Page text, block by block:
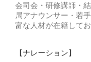
会司会・研修講師・
局アナウンサー・若
富な人材が在籍して
【ナレーション】